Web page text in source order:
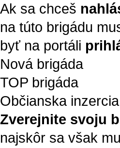
Ak sa chceš
na túto brigádu
byť na portáli
Nová brigáda
TOP brigáda
Občianska inzercia
Zverejnite svoju
najskôr sa však